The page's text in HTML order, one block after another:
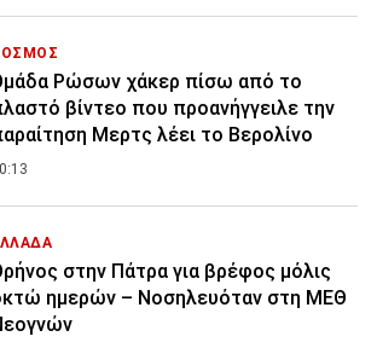
Ρώσων χάκερ πίσω από το
βίντεο που προανήγγειλε την
Μερτς λέει το Βερολίνο
στην Πάτρα για βρέφος μόλις
ημερών – Νοσηλευόταν στη ΜΕΘ